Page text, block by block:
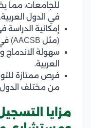
للجامعات، مما
في الدول العربية.
إمكانية
(مثل AACSB) في الجامعات الخاصة الرائدة.
سهولة الاندماج
العربية.
فرص ممتازة
من مختلف الدول
مزايا